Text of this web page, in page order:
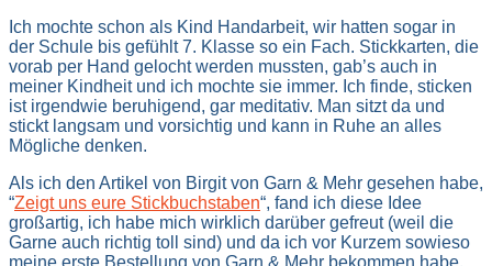
Ich mochte schon als Kind Handarbeit, wir hatten sogar in
der Schule bis gefühlt 7. Klasse so ein Fach. Stickkarten, die
vorab per Hand gelocht werden mussten, gab’s auch in
meiner Kindheit und ich mochte sie immer. Ich finde, sticken
ist irgendwie beruhigend, gar meditativ. Man sitzt da und
stickt langsam und vorsichtig und kann in Ruhe an alles
Mögliche denken.
Als ich den Artikel von Birgit von Garn & Mehr gesehen habe,
“Zeigt uns eure Stickbuchstaben“, fand ich diese Idee
großartig, ich habe mich wirklich darüber gefreut (weil die
Garne auch richtig toll sind) und da ich vor Kurzem sowieso
meine erste Bestellung von Garn & Mehr bekommen habe,